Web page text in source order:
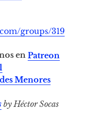
groups/319
en Patreon
Menores
by Héctor Socas